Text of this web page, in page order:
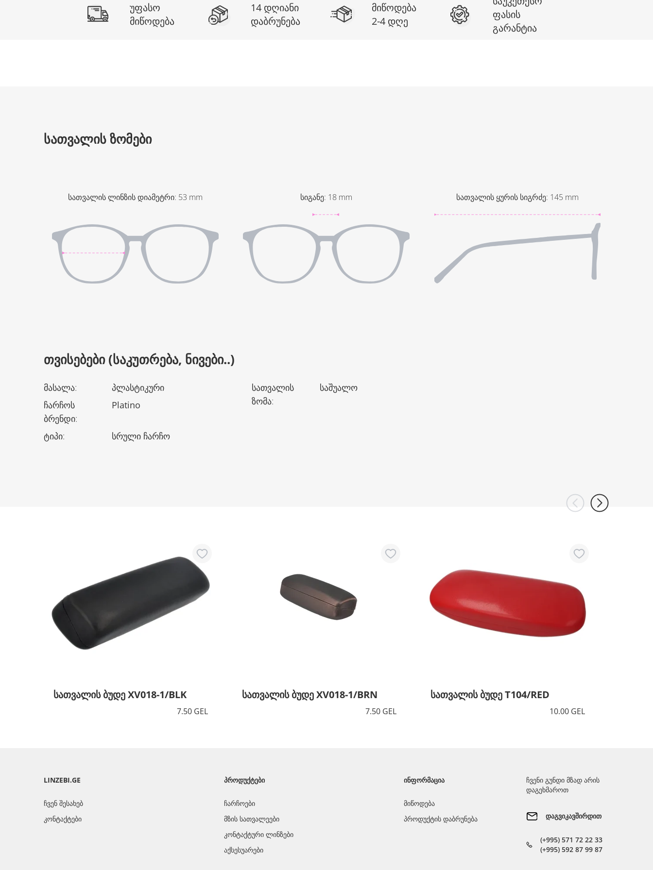
უფასო
მიწოდება
14 დღიანი
დაბრუნება
მიწოდება
2-4 დღე
ფასის
გარანტია
ᲡᲐᲗᲕᲐᲚᲘᲡ ᲖᲝᲛᲔᲑᲘ
სათვალის ლინზის დიამეტრი: 53 mm სიგანე: 18 mm სათვალის ყურის სიგრძე: 145 mm
ᲗᲕᲘᲡᲔᲑᲔᲑᲘ (ᲡᲐᲙᲣᲗᲠᲔᲑᲐ, ᲜᲘᲕᲔᲑᲘ..)
მასალა:
პლასტიკური
ჩარჩოს
ბრენდი:
Platino
ტიპი: სრული ჩარჩო
სათვალის
ზომა:
საშუალო
სათვალის ბუდე XV018-1/BLK
7.50 GEL
სათვალის ბუდე XV018-1/BRN
7.50 GEL
სათვალის ბუდე T104/RED
10.00 GEL
LINZEBI.GE
ჩვენ შესახებ
კონტაქტები
ᲞᲠᲝᲓᲣᲥᲢᲔᲑᲘ
ჩარჩოები
მზის სათვალეები
კონტაქტური ლინზები
აქსესუარები
ᲘᲜᲤᲝᲠᲛᲐᲪᲘᲐ
მიწოდება
პროდუქტის დაბრუნება
ჩვენი გუნდი მზად არის
დაგეხმაროთ
დაგვიკავშირდით
(+995) 571 72 22 33
(+995) 592 87 99 87